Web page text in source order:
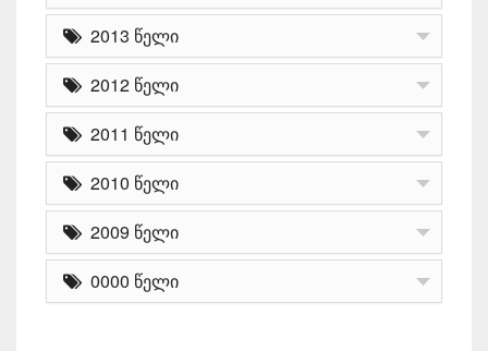
2013 წელი
2012 წელი
2011 წელი
2010 წელი
2009 წელი
0000 წელი